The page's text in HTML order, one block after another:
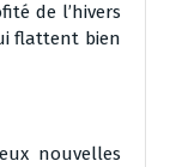
de l’hivers
flattent bien
nouvelles